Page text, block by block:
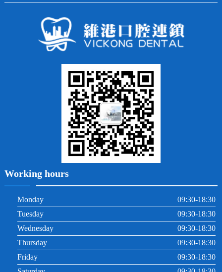
全口種植
常見問題
牙列不齊
牙齦出血
Working hours
Monday
09:30-18:30
Tuesday
09:30-18:30
Wednesday
09:30-18:30
Thursday
09:30-18:30
Friday
09:30-18:30